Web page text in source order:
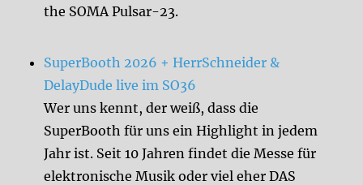
the SOMA Pulsar-23.
SuperBooth 2026 + HerrSchneider &
DelayDude live im SO36
Wer uns kennt, der weiß, dass die
SuperBooth für uns ein Highlight in jedem
Jahr ist. Seit 10 Jahren findet die Messe für
elektronische Musik oder viel eher DAS